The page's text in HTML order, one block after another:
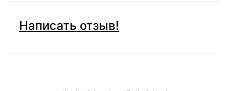
Написать отзыв!